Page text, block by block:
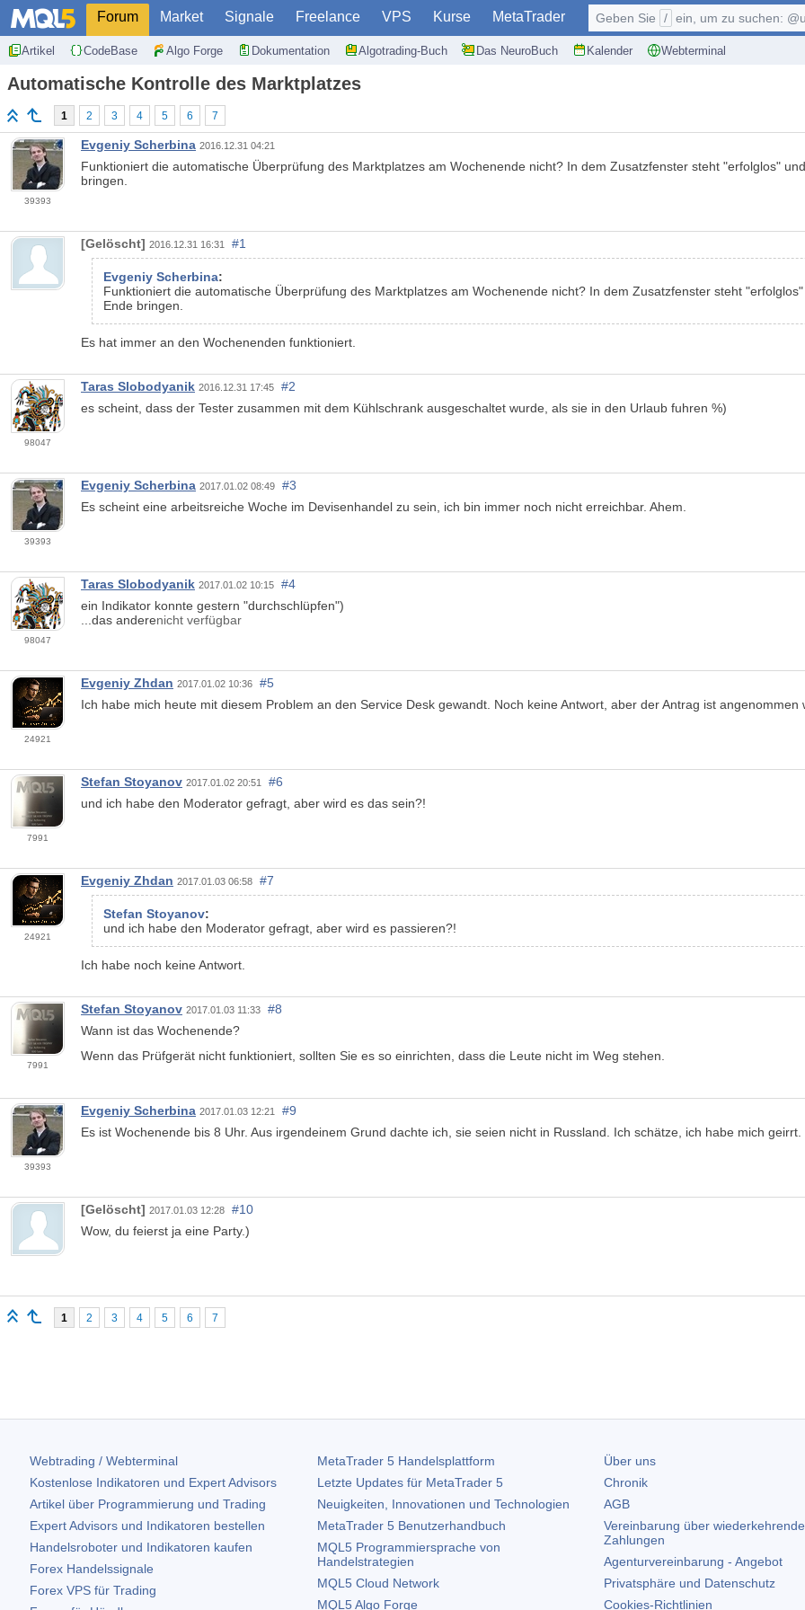
Forum Market Signale Freelance VPS Kurse MetaTrader
Artikel CodeBase Algo Forge Dokumentation Algotrading-Buch Das NeuroBuch Kalender Webterminal
Geben Sie / ein, um zu suchen: @user,
Automatische Kontrolle des Marktplatzes
1 2 3 4 5 6 7
39393
Evgeniy Scherbina 2016.12.31 04:21
Funktioniert die automatische Überprüfung des Marktplatzes am Wochenende nicht? In dem Zusatzfenster steht "erfolglos"
bringen.
[Gelöscht] 2016.12.31 16:31 #1
Evgeniy Scherbina:
Funktioniert die automatische Überprüfung des Marktplatzes am Wochenende nicht? In dem Zusatzfenster steht
Ende bringen.
Es hat immer an den Wochenenden funktioniert.
98047
Taras Slobodyanik 2016.12.31 17:45
#2
es scheint, dass der Tester zusammen mit dem Kühlschrank ausgeschaltet wurde, als sie in den Urlaub fuhren %)
39393
Evgeniy Scherbina 2017.01.02 08:49
#3
Es scheint eine arbeitsreiche Woche im Devisenhandel zu sein, ich bin immer noch nicht erreichbar. Ahem.
98047
Taras Slobodyanik 2017.01.02 10:15
#4
ein Indikator konnte gestern "durchschlüpfen")
...das anderenicht verfügbar
24921
Evgeniy Zhdan 2017.01.02 10:36
#5
Ich habe mich heute mit diesem Problem an den Service Desk gewandt. Noch keine Antwort, aber der Antrag ist angenommen
7991
Stefan Stoyanov 2017.01.02 20:51
#6
und ich habe den Moderator gefragt, aber wird es das sein?!
24921
Evgeniy Zhdan 2017.01.03 06:58 #7
Stefan Stoyanov:
und ich habe den Moderator gefragt, aber wird es passieren?!
Ich habe noch keine Antwort.
7991
Stefan Stoyanov 2017.01.03 11:33
#8
Wann ist das Wochenende?
Wenn das Prüfgerät nicht funktioniert, sollten Sie es so einrichten, dass die Leute nicht im Weg stehen.
39393
Evgeniy Scherbina 2017.01.03 12:21
#9
Es ist Wochenende bis 8 Uhr. Aus irgendeinem Grund dachte ich, sie seien nicht in Russland. Ich schätze, ich habe mich geirrt.
[Gelöscht] 2017.01.03 12:28
#10
Wow, du feierst ja eine Party.)
1 2 3 4 5 6 7
Webtrading / Webterminal
Kostenlose Indikatoren und Expert Advisors
Artikel über Programmierung und Trading
Expert Advisors und Indikatoren bestellen
Handelsroboter und Indikatoren kaufen
Forex Handelssignale
Forex VPS für Trading
MetaTrader 5Handelsplattform
Letzte Updates für MetaTrader 5
Neuigkeiten, Innovationen und Technologien
MetaTrader 5Benutzerhandbuch
MQL5 Programmiersprache von
Handelstrategien
MQL5 Cloud Network
MQL5 Algo Forge
Über uns
Chronik
AGB
Vereinbarung über wiederkehrende
Zahlungen
Agenturvereinbarung - Angebot
Privatsphäre und Datenschutz
Cookies-Richtlinien